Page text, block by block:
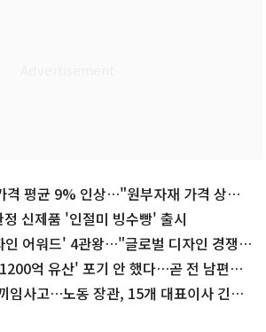
격 평균 9% 인상…"원부자재 가격 상승
신제품 '인절미 빙수빵' 출시
인 어워드' 4관왕…"글로벌 디자인 경쟁력
억 유산' 포기 안 했다…곧 전 남편과
임사고…노동 장관, 15개 대표이사 긴급